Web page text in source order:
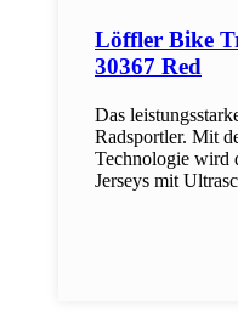
Löffler Bike
30367 Red
Das
Radsportler. Mit
Technologie wird
Jerseys mit